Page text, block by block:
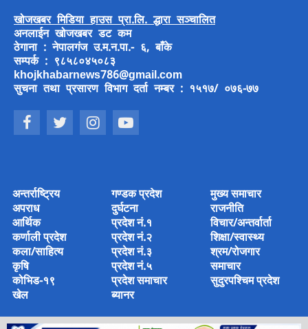
खोजखबर मिडिया हाउस प्रा.लि. द्धारा सञ्चालित
अनलाईन खोजखबर डट कम
ठेगाना : नेपालगंज उ.म.न.पा.- ६, बाँके
सम्पर्क : ९८५८०४५०८३
khojkhabarnews786@gmail.com
सुचना तथा प्रसारण विभाग दर्ता नम्बर : १५१७/ ०७६-७७
अन्तर्राष्ट्रिय
अपराध
आर्थिक
कर्णाली प्रदेश
कला/साहित्य
कृषि
कोभिड-१९
खेल
गण्डक प्रदेश
दुर्घटना
प्रदेश नं.१
प्रदेश नं.२
प्रदेश नं.३
प्रदेश नं.५
प्रदेश समाचार
ब्यानर
मुख्य समाचार
राजनीति
विचार/अन्तर्वार्ता
शिक्षा/स्वास्थ्य
श्रम/रोजगार
समाचार
सुदुरपश्चिम प्रदेश